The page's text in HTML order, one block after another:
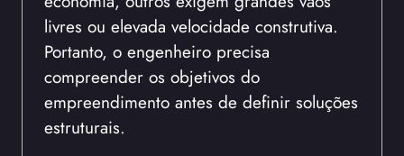
livres ou elevada velocidade construtiva.
Portanto, o engenheiro precisa
compreender os objetivos do
empreendimento antes de definir soluções
estruturais.